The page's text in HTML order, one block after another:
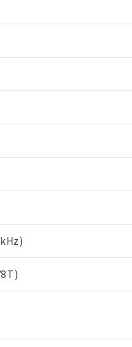
のうえご利用ください。
）の非含有に対応した製
の非含有に対応した製品
質）の非含有に非対応の
質）の非含有の対応状況
、有害物質有無と関係の
していたものが、含有品